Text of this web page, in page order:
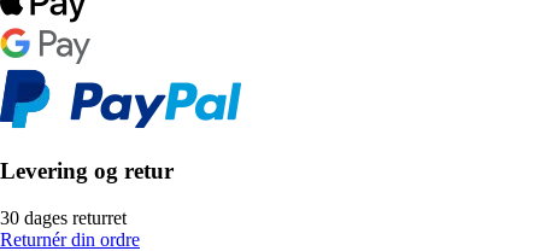
Levering og retur
30 dages returret
Returnér din ordre